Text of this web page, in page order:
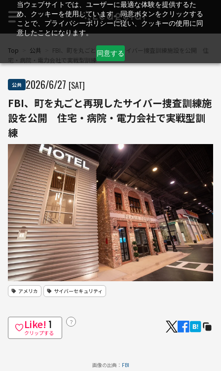
当ウェブサイトでは、ユーザーに最適な体験を提供するた
め、クッキーを使用しています。同意ボタンをクリックする
ことで、プライバシーポリシーに従い、クッキーの使用に同
意したことになります。
同意する
Top 公共
FBI、町を丸ごと再現したサイバー捜査訓練施設を公開 住
宅・病院・電力会社で実戦型訓練
公共 2026/6/27 [SAT]
FBI、町を丸ごと再現したサイバー捜査訓練施
設を公開 住宅・病院・電力会社で実戦型訓
練
アメリカ サイバーセキュリティ
Like! 1
クリップする
？
画像の出典： FBI